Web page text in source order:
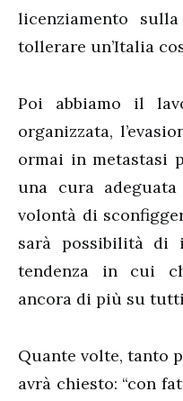
licenziamento
tollerare un’Italia
Poi abbiamo il
organizzata,
ormai in metastasi
una cura
volontà di
sarà possibilità di
tendenza in cui
ancora di più su
Quante volte, tanto
avrà chiesto: “con